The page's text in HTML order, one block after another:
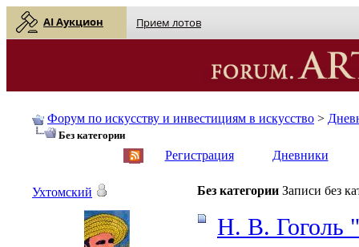
AI Аукцион Прием лотов
Форум по искусству и инвестициям в искусство >
Без категории
Регистрация Дневники
Без категории Записи без
Н. В. Гоголь
Ухтомский